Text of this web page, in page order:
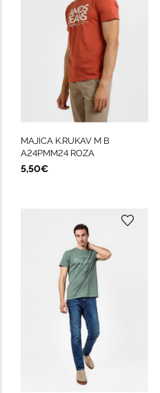
MAJICA K.RUKAV M B
A24PMM24 ROZA
5,50€